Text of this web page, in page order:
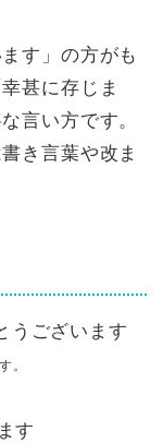
す」の方がも
甚に存じま
言い方です。
き言葉や改ま
うございます
。
す